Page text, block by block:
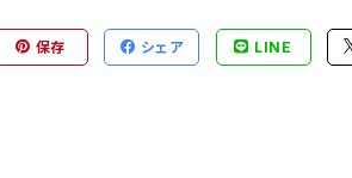
保存 シェア LINE